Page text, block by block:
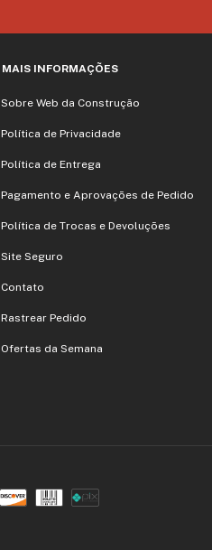
MAIS INFORMAÇÕES
Sobre Web da Construção
Política de Privacidade
Política de Entrega
Pagamento e Aprovações de Pedido
Política de Trocas e Devoluções
Site Seguro
Contato
Rastrear Pedido
Ofertas da Semana